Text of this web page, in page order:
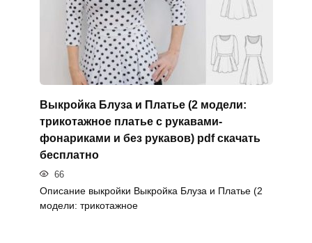
Выкройка Блуза и Платье (2 модели:
трикотажное платье с рукавами-
фонариками и без рукавов) pdf скачать
бесплатно
66
Описание выкройки Выкройка Блуза и Платье (2
модели: трикотажное